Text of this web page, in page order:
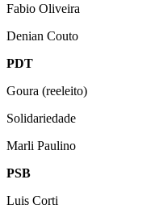
Fabio Oliveira
Denian Couto
PDT
Goura (reeleito)
Solidariedade
Marli Paulino
PSB
Luis Corti